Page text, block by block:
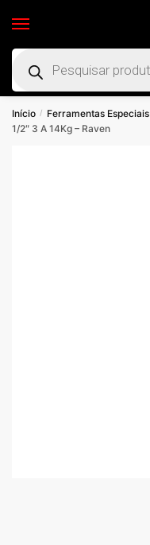
Início / Ferramentas Especiais
1/2″ 3 A 14Kg – Raven